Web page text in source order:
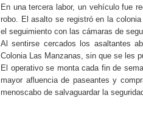
En una tercera labor, un vehículo fue
robo. El asalto se registró en la
el seguimiento con las cámaras de
Al sentirse cercados los asaltantes
Colonia Las Manzanas, sin que se les
El operativo se monta cada fin de
mayor afluencia de paseantes y
menoscabo de salvaguardar la